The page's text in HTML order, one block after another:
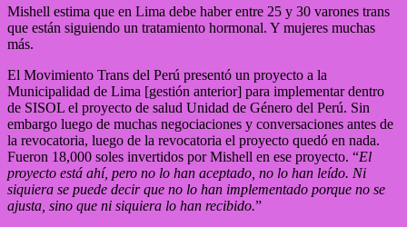
Mishell estima que en Lima debe haber entre 25 y 30 varones trans
que están siguiendo un tratamiento hormonal. Y mujeres muchas
más.
El Movimiento Trans del Perú presentó un proyecto a la
Municipalidad de Lima [gestión anterior] para implementar dentro
de SISOL el proyecto de salud Unidad de Género del Perú. Sin
embargo luego de muchas negociaciones y conversaciones antes de
la revocatoria, luego de la revocatoria el proyecto quedó en nada.
Fueron 18,000 soles invertidos por Mishell en ese proyecto. “El
proyecto está ahí, pero no lo han aceptado, no lo han leído. Ni
siquiera se puede decir que no lo han implementado porque no se
ajusta, sino que ni siquiera lo han recibido.”